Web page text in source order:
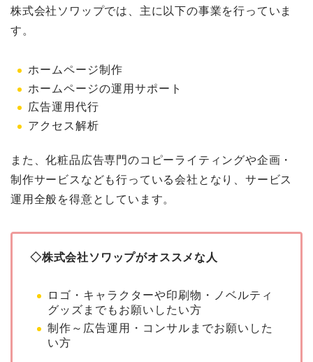
株式会社ソワップでは、主に以下の事業を行っていま
す。
ホームページ制作
ホームページの運用サポート
広告運用代行
アクセス解析
また、化粧品広告専門のコピーライティングや企画・
制作サービスなども行っている会社となり、サービス
運用全般を得意としています。
◇株式会社ソワップがオススメな人
ロゴ・キャラクターや印刷物・ノベルティ
グッズまでもお願いしたい方
制作～広告運用・コンサルまでお願いした
い方